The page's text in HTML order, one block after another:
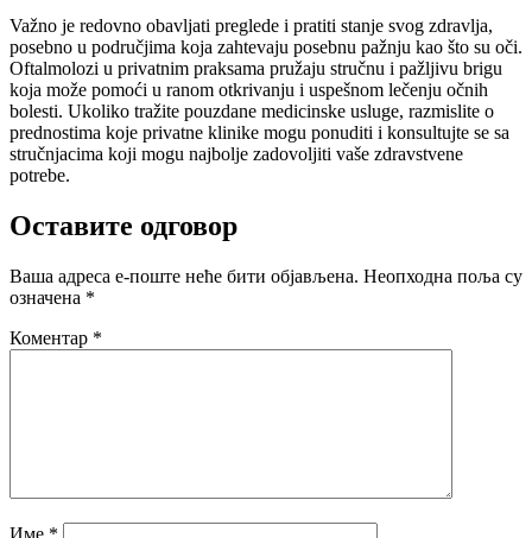
Važno je redovno obavljati preglede i pratiti stanje svog zdravlja,
posebno u područjima koja zahtevaju posebnu pažnju kao što su oči.
Oftalmolozi u privatnim praksama pružaju stručnu i pažljivu brigu
koja može pomoći u ranom otkrivanju i uspešnom lečenju očnih
bolesti. Ukoliko tražite pouzdane medicinske usluge, razmislite o
prednostima koje privatne klinike mogu ponuditi i konsultujte se sa
stručnjacima koji mogu najbolje zadovoljiti vaše zdravstvene
potrebe.
Оставите одговор
Ваша адреса е-поште неће бити објављена. Неопходна поља су
означена *
Коментар *
Име *